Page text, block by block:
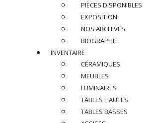
PIÈCES DISPONIBLES
EXPOSITION
NOS ARCHIVES
BIOGRAPHIE
INVENTAIRE
CÉRAMIQUES
MEUBLES
LUMINAIRES
TABLES HAUTES
TABLES BASSES